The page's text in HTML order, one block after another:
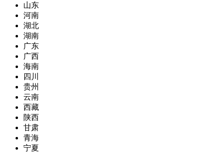
山东
河南
湖北
湖南
广东
广西
海南
四川
贵州
云南
西藏
陕西
甘肃
青海
宁夏